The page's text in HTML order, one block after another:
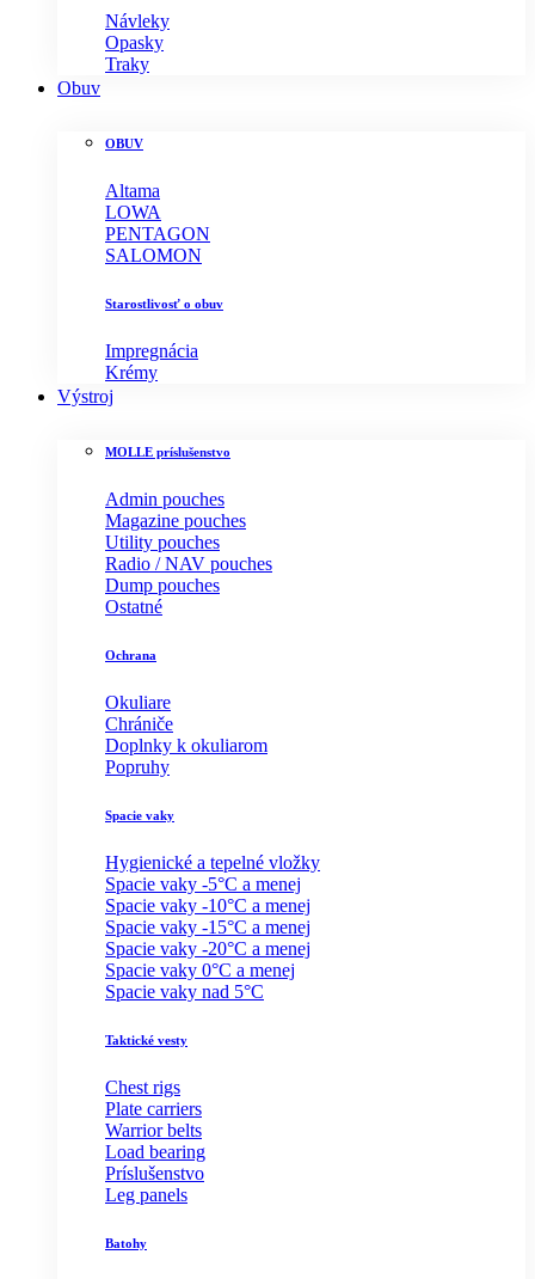
Návleky
Opasky
Traky
Obuv
OBUV
Altama
LOWA
PENTAGON
SALOMON
Starostlivosť o obuv
Impregnácia
Krémy
Výstroj
MOLLE príslušenstvo
Admin pouches
Magazine pouches
Utility pouches
Radio / NAV pouches
Dump pouches
Ostatné
Ochrana
Okuliare
Chrániče
Doplnky k okuliarom
Popruhy
Spacie vaky
Hygienické a tepelné vložky
Spacie vaky -5°C a menej
Spacie vaky -10°C a menej
Spacie vaky -15°C a menej
Spacie vaky -20°C a menej
Spacie vaky 0°C a menej
Spacie vaky nad 5°C
Taktické vesty
Chest rigs
Plate carriers
Warrior belts
Load bearing
Príslušenstvo
Leg panels
Batohy